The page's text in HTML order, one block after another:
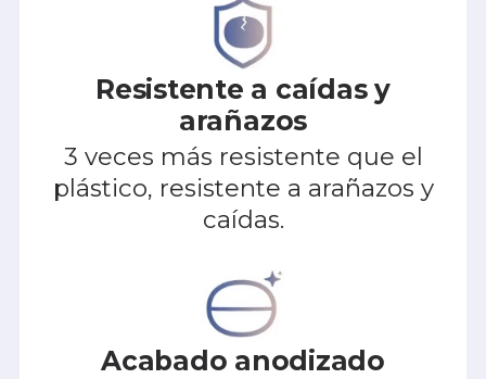
Resistente a caídas y
arañazos
3 veces más resistente que el
plástico, resistente a arañazos y
caídas.
Acabado anodizado